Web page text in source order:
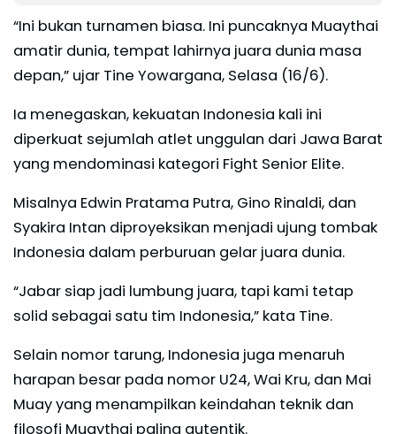
“Ini bukan turnamen biasa. Ini puncaknya Muaythai
amatir dunia, tempat lahirnya juara dunia masa
depan,” ujar Tine Yowargana, Selasa (16/6).
Ia menegaskan, kekuatan Indonesia kali ini
diperkuat sejumlah atlet unggulan dari Jawa Barat
yang mendominasi kategori Fight Senior Elite.
Misalnya Edwin Pratama Putra, Gino Rinaldi, dan
Syakira Intan diproyeksikan menjadi ujung tombak
Indonesia dalam perburuan gelar juara dunia.
“Jabar siap jadi lumbung juara, tapi kami tetap
solid sebagai satu tim Indonesia,” kata Tine.
Selain nomor tarung, Indonesia juga menaruh
harapan besar pada nomor U24, Wai Kru, dan Mai
Muay yang menampilkan keindahan teknik dan
filosofi Muaythai paling autentik.